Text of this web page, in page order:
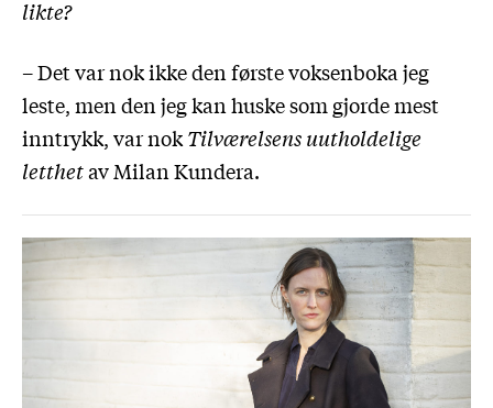
likte?
– Det var nok ikke den første voksenboka jeg
leste, men den jeg kan huske som gjorde mest
inntrykk, var nokTilværelsens uutholdelige
letthetav Milan Kundera.